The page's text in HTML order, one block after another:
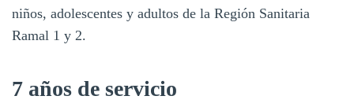
niños, adolescentes y adultos de la Región Sanitaria
Ramal 1 y 2.
7 años de servicio